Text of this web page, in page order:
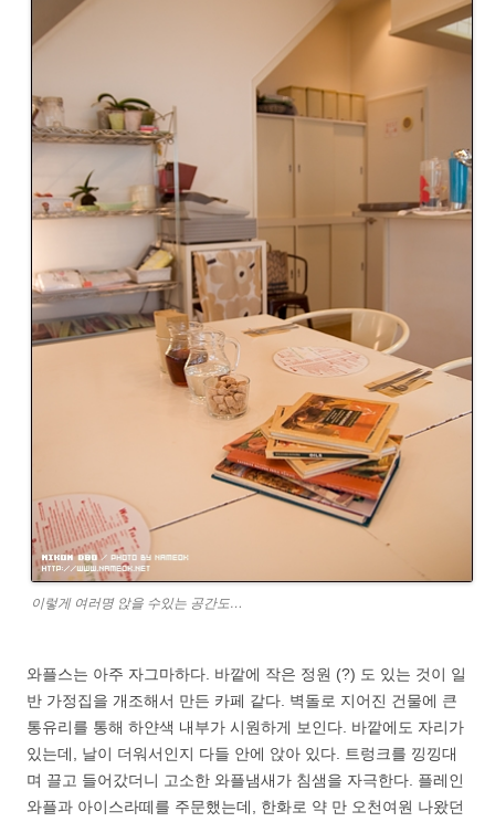
이렇게 여러명 앉을 수있는 공간도…
와플스는 아주 자그마하다. 바깥에 작은 정원 (?) 도 있는 것이 일
반 가정집을 개조해서 만든 카페 같다. 벽돌로 지어진 건물에 큰
통유리를 통해 하얀색 내부가 시원하게 보인다. 바깥에도 자리가
있는데, 날이 더워서인지 다들 안에 앉아 있다. 트렁크를 낑낑대
며 끌고 들어갔더니 고소한 와플냄새가 침샘을 자극한다. 플레인
와플과 아이스라떼를 주문했는데, 한화로 약 만 오천여원 나왔던